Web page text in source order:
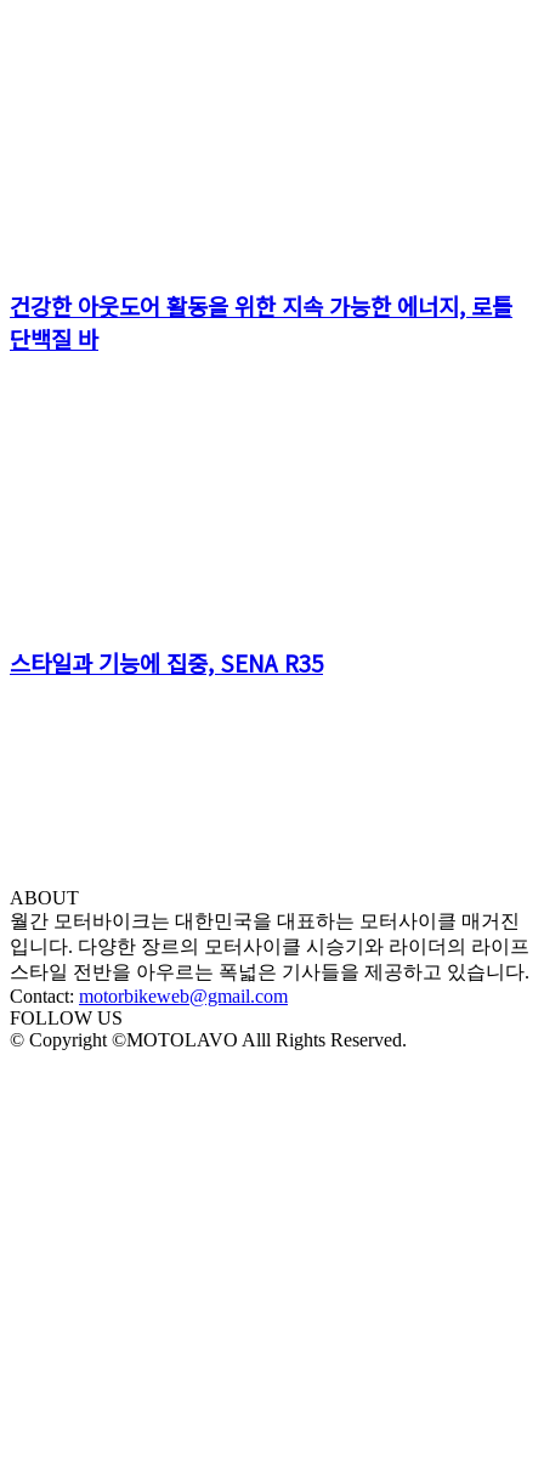
건강한 아웃도어 활동을 위한 지속 가능한 에너지, 로틀
단백질 바
스타일과 기능에 집중, SENA R35
ABOUT
월간 모터바이크는 대한민국을 대표하는 모터사이클 매거진
입니다. 다양한 장르의 모터사이클 시승기와 라이더의 라이프
스타일 전반을 아우르는 폭넓은 기사들을 제공하고 있습니다.
Contact: motorbikeweb@gmail.com
FOLLOW US
© Copyright ©MOTOLAVO Alll Rights Reserved.